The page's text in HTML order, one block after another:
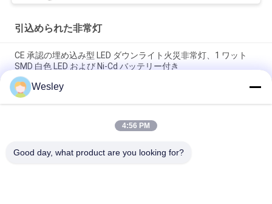
引込められた非常灯
CE 承認の埋め込み型 LED ダウンライト火災非常灯、1 ワット
SMD 白色 LED および Ni-Cd バッテリー付き
バッテリー・バックアップは緊急LEDの台所天井灯、RoHSを引
込めた
220V 充電式緊急照明灯、180分間作動、難燃性ABS筐体、壁埋
Wesley
4:56 PM
Good day, what product are you looking for?